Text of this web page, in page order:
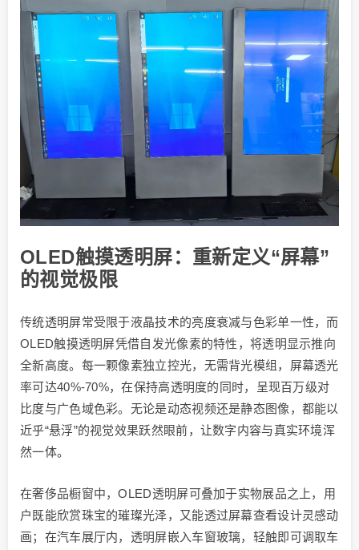
OLED触摸透明屏：重新定义“屏幕”
的视觉极限
传统透明屏常受限于液晶技术的亮度衰减与色彩单一性，而
OLED触摸透明屏凭借自发光像素的特性，将透明显示推向
全新高度。每一颗像素独立控光，无需背光模组，屏幕透光
率可达40%-70%，在保持高透明度的同时，呈现百万级对
比度与广色域色彩。无论是动态视频还是静态图像，都能以
近乎“悬浮”的视觉效果跃然眼前，让数字内容与真实环境浑
然一体。
在奢侈品橱窗中，OLED透明屏可叠加于实物展品之上，用
户既能欣赏珠宝的璀璨光泽，又能透过屏幕查看设计灵感动
画；在汽车展厅内，透明屏嵌入车窗玻璃，轻触即可调取车